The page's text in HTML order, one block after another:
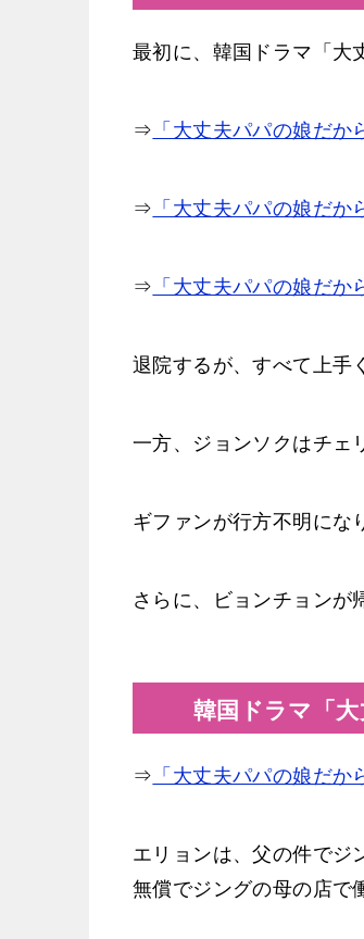
最初に、韓国ドラマ「大
⇒ 「大丈夫パパの娘だ
⇒ 「大丈夫パパの娘だ
⇒ 「大丈夫パパの娘だ
退院するが、すべて上手
一方、ジョンソクはチェ
ギファンが行方不明にな
さらに、ビョンチョンが
韓国ドラマ「
⇒ 「大丈夫パパの娘だ
エリョンは、父の件でジ
無償でジングの母の店で